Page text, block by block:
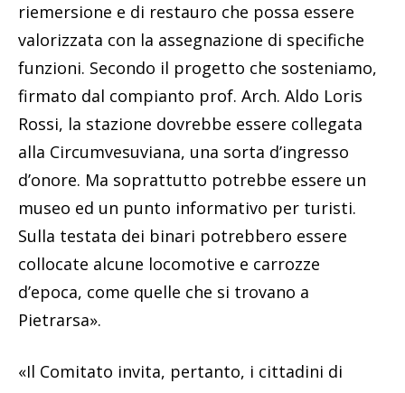
riemersione e di restauro che possa essere
valorizzata con la assegnazione di specifiche
funzioni. Secondo il progetto che sosteniamo,
firmato dal compianto prof. Arch. Aldo Loris
Rossi, la stazione dovrebbe essere collegata
alla Circumvesuviana, una sorta d’ingresso
d’onore. Ma soprattutto potrebbe essere un
museo ed un punto informativo per turisti.
Sulla testata dei binari potrebbero essere
collocate alcune locomotive e carrozze
d’epoca, come quelle che si trovano a
Pietrarsa».
«Il Comitato invita, pertanto, i cittadini di